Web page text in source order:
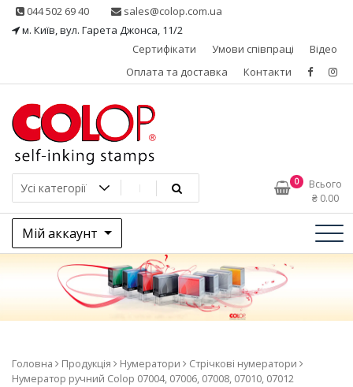
Skip 044 502 69 40
sales@colop.com.ua
м. Київ, вул. Гарета Джонса, 11/2
Сертифікати
Умови співпраці
Відео
Оплата та доставка
Контакти
КОЛОП – ексклюзивний
представник в Україні
одного з провідних
виробників штемпельної
продукції, австрійської
компанії COLOP, виробник
0
Всього
₴ 0.00
Мій аккаунт
Головна Продукція Нумератори
Стрічкові нумератори
Нумератор ручний Colop 07004, 07006, 07008, 07010, 07012